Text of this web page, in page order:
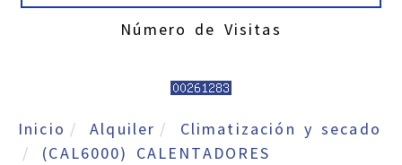
Número de Visitas
Inicio Alquiler
Climatización y secado
(CAL6000) CALENTADORES